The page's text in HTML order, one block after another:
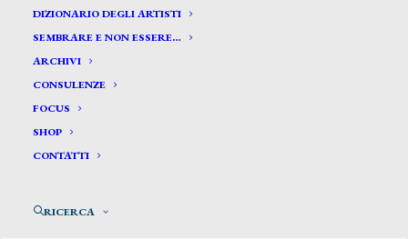
DIZIONARIO DEGLI ARTISTI
SEMBRARE E NON ESSERE…
ARCHIVI
CONSULENZE
FOCUS
SHOP
CONTATTI
RICERCA
Coromaldi N.